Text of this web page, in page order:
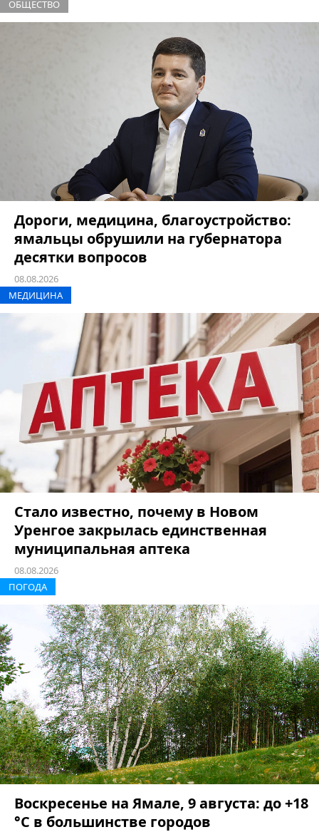
ОБЩЕСТВО
Дороги, медицина, благоустройство:
ямальцы обрушили на губернатора
десятки вопросов
08.08.2026
МЕДИЦИНА
Стало известно, почему в Новом
Уренгое закрылась единственная
муниципальная аптека
08.08.2026
ПОГОДА
Воскресенье на Ямале, 9 августа: до +18
°C в большинстве городов